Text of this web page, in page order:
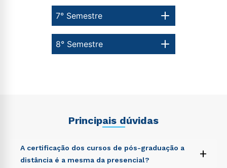
8° Semestre
7° Semestre
Principais dúvidas
A certificação dos cursos de pós-graduação a
distância é a mesma da presencial?
+